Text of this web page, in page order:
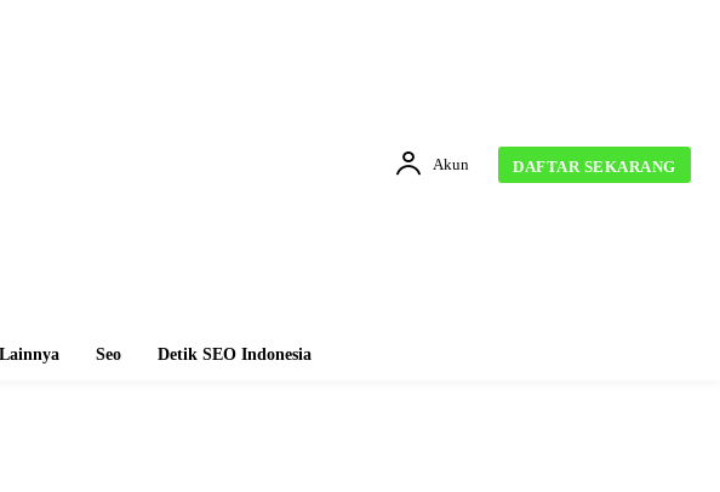
Akun DAFTAR SEKARANG
Lainnya Seo Detik SEO Indonesia